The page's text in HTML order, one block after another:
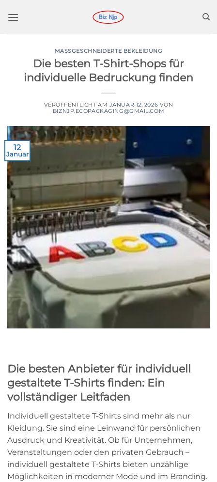
Inhalt
MASSGESCHNEIDERTE BEKLEIDUNG
Die besten T-Shirt-Shops für
individuelle Bedruckung finden
VERÖFFENTLICHT AM JANUAR 12, 2026 VON
BIZNJP.ECOPACKAGING@GMAIL.COM
12
Januar
Die besten Anbieter für individuell
gestaltete T-Shirts finden: Ein
vollständiger Leitfaden
Individuell gestaltete T-Shirts sind mehr als nur
Kleidung. Sie sind eine Leinwand für persönlichen
Ausdruck und Kreativität. Ob für Unternehmen,
Veranstaltungen oder den privaten Gebrauch –
individuell gestaltete T-Shirts bieten unzählige
Möglichkeiten in moderner Mode und im Branding.